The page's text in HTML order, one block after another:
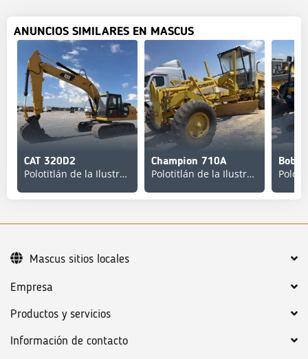
ANUNCIOS SIMILARES EN MASCUS
CAT 320D2
Polotitlán de la Ilustración
Champion 710A
Polotitlán de la Ilustración
Empresa
Productos y servicios
Información de contacto
Mascus sitios locales